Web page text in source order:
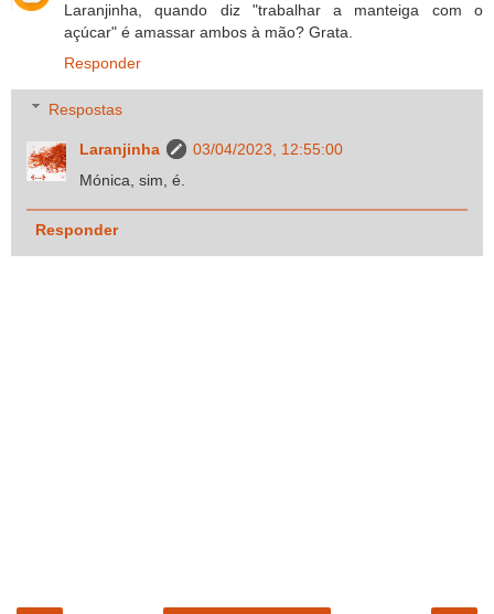
Laranjinha, quando diz "trabalhar a manteiga com o
açúcar" é amassar ambos à mão? Grata.
Responder
Respostas
Laranjinha
03/04/2023, 12:55:00
Mónica, sim, é.
Responder